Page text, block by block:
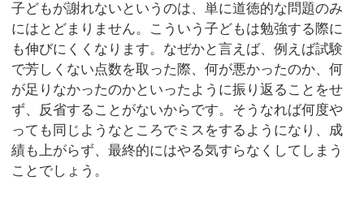
子どもが謝れないというのは、単に道徳的な問題のみ
にはとどまりません。こういう子どもは勉強する際に
も伸びにくくなります。なぜかと言えば、例えば試験
で芳しくない点数を取った際、何が悪かったのか、何
が足りなかったのかといったように振り返ることをせ
ず、反省することがないからです。そうなれば何度や
っても同じようなところでミスをするようになり、成
績も上がらず、最終的にはやる気すらなくしてしまう
ことでしょう。